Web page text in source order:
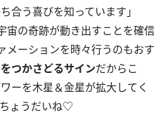
合う喜びを知っています」
宙の奇跡が動き出すことを確信
ーションを時々行うのもおす
つかさどるサインだからこ
ーを木星＆金星が拡大してく
ょうだいね♡